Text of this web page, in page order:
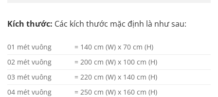
Kích thước: Các kích thước mặc định là như sau:
01 mét vuông
= 140 cm (W) x 70 cm (H)
02 mét vuông
= 200 cm (W) x 100 cm (H)
03 mét vuông
= 220 cm (W) x 140 cm (H)
04 mét vuông
= 250 cm (W) x 160 cm (H)